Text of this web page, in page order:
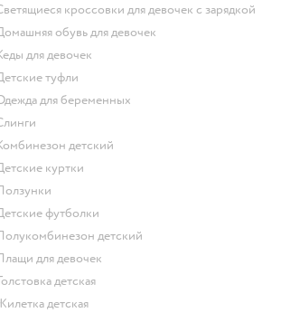
Светящиеся кроссовки для девочек с зарядкой
Домашняя обувь для девочек
Кеды для девочек
Детские туфли
Одежда для беременных
Слинги
Комбинезон детский
Детские куртки
Ползунки
Детские футболки
Полукомбинезон детский
Плащи для девочек
Толстовка детская
Жилетка детская